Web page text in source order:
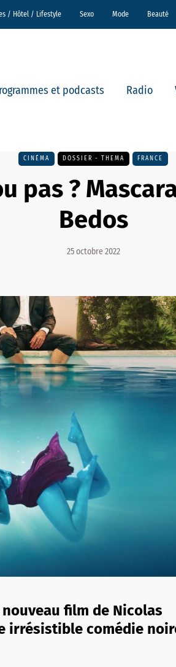
/ Hôtel / Lifestyle Sexo Mode Beauté
et podcasts Radio
CINÉMA DOSSIER - THEMA FRANCE
pas ?
Bedos
25 octobre 2022
film de Nicolas
irrésistible comédie